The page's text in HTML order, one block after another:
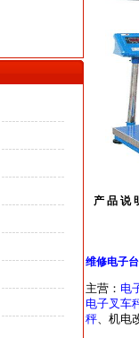
产 品 说
维修电子
主营： 电
电子叉车
秤、机电